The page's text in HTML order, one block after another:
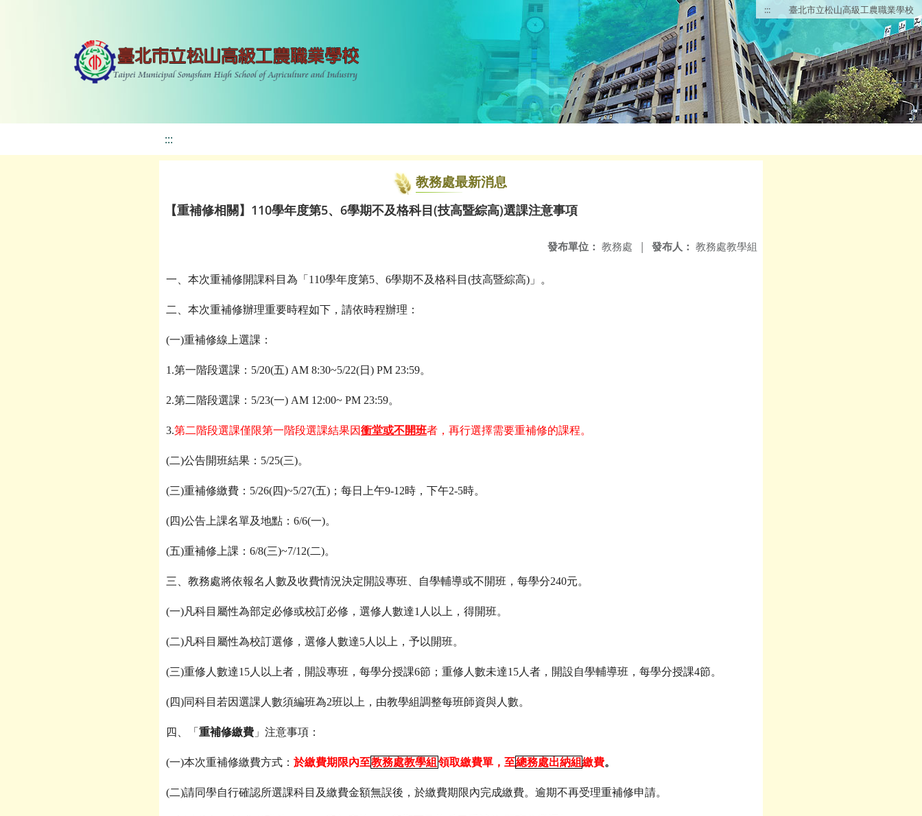
::: 臺北市立松山高級工農職業學校
:::
教務處最新消息
【重補修相關】110學年度第5、6學期不及格科目(技高暨綜高)選課注意事項
發布人： 教務處教學組
發布單位： 教務處 |
一、本次重補修開課科目為「110學年度第5、6學期不及格科目(技高暨綜高)」。
二、本次重補修辦理重要時程如下，請依時程辦理：
(一)重補修線上選課：
1.第一階段選課：5/20(五) AM 8:30~5/22(日) PM 23:59。
2.第二階段選課：5/23(一) AM 12:00~ PM 23:59。
3.第二階段選課僅限第一階段選課結果因衝堂或不開班者，再行選擇需要重補修的課程。
(二)公告開班結果：5/25(三)。
(三)重補修繳費：5/26(四)~5/27(五)；每日上午9-12時，下午2-5時。
(四)公告上課名單及地點：6/6(一)。
(五)重補修上課：6/8(三)~7/12(二)。
三、教務處將依報名人數及收費情況決定開設專班、自學輔導或不開班，每學分240元。
(一)凡科目屬性為部定必修或校訂必修，選修人數達1人以上，得開班。
(二)凡科目屬性為校訂選修，選修人數達5人以上，予以開班。
(三)重修人數達15人以上者，開設專班，每學分授課6節；重修人數未達15人者，開設自學輔導班，每學分授課4節。
(四)同科目若因選課人數須編班為2班以上，由教學組調整每班師資與人數。
四、「 重補修繳費 」注意事項：
(一)本次重補修繳費方式： 於繳費期限內至教務處教學組 領取繳費單，至總務處出納組 繳費。
(二)請同學自行確認所選課科目及繳費金額無誤後，於繳費期限內完成繳費。逾期不再受理重補修申請。